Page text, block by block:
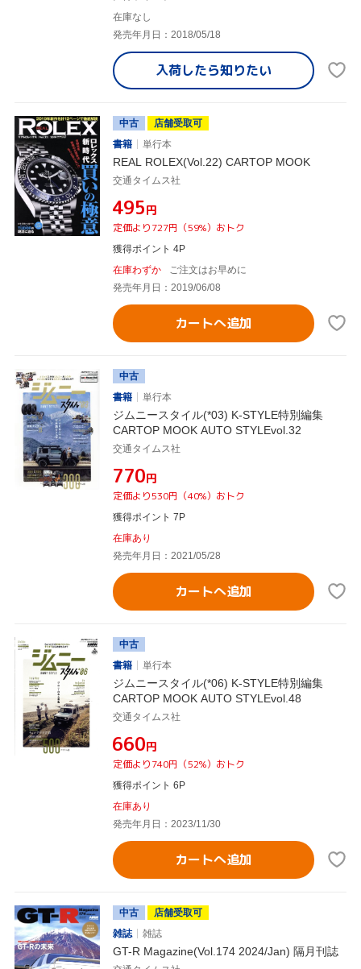
在庫なし
発売年月日：2018/05/18
入荷したら知りたい
中古
店舗受取可
書籍
単行本
REAL ROLEX(Vol.22) CARTOP MOOK
交通タイムス社
¥495円
定価より727円（59%）おトク
獲得ポイント 4P
在庫わずか
ご注文はお早めに
発売年月日：2019/06/08
カートへ追加
中古
書籍
単行本
ジムニースタイル(*03) K-STYLE特別編集
CARTOP MOOK AUTO STYLEvol.32
交通タイムス社
¥770円
定価より530円（40%）おトク
獲得ポイント 7P
在庫あり
発売年月日：2021/05/28
カートへ追加
中古
書籍
単行本
ジムニースタイル(*06) K-STYLE特別編集
CARTOP MOOK AUTO STYLEvol.48
交通タイムス社
¥660円
定価より740円（52%）おトク
獲得ポイント 6P
在庫あり
発売年月日：2023/11/30
カートへ追加
中古
店舗受取可
雑誌
雑誌
GT-R Magazine(Vol.174 2024/Jan) 隔月刊誌